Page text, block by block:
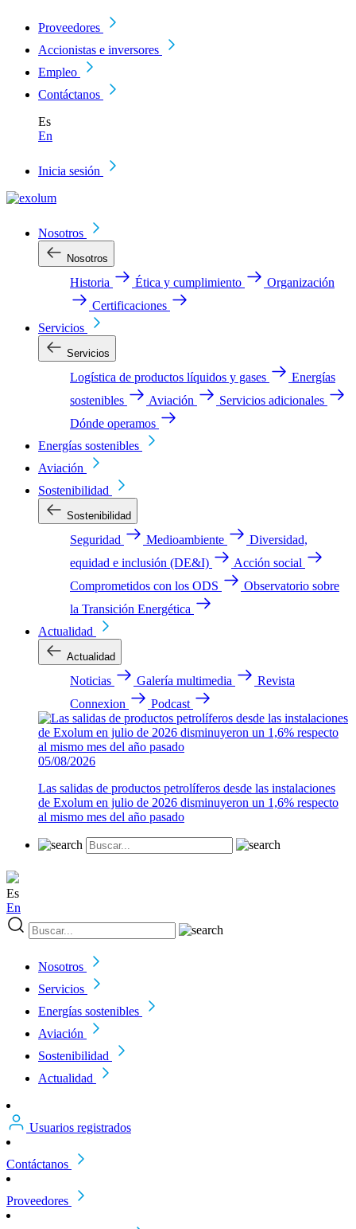
Proveedores
Accionistas e inversores
Empleo
Contáctanos
Es
En
Inicia sesión
Nosotros
Nosotros
Historia Ética y cumplimiento
Organización
Certificaciones
Servicios
Servicios
Logística de productos líquidos y gases
Energías
sostenibles
Aviación
Servicios adicionales
Dónde operamos
Energías sostenibles
Aviación
Sostenibilidad
Sostenibilidad
Seguridad Medioambiente
Diversidad,
equidad e inclusión (DE&I)
Acción social
Comprometidos con los ODS
Observatorio sobre
la Transición Energética
Actualidad
Actualidad
Noticias Galería multimedia
Revista
Connexion
Podcast
05/08/2026
Las salidas de productos petrolíferos desde las instalaciones
de Exolum en julio de 2026 disminuyeron un 1,6% respecto
al mismo mes del año pasado
Es
En
Nosotros
Servicios
Energías sostenibles
Aviación
Sostenibilidad
Actualidad
Usuarios registrados
Contáctanos
Proveedores